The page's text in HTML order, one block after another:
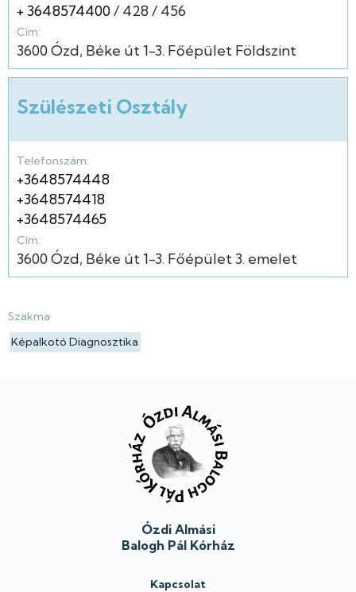
+ 3648574400 428 456
Cím:
3600Ózd Béke út 1-3. Főépület Földszint
Szülészeti Osztály
Telefonszám:
+3648574448
+3648574418
+3648574465
Cím:
3600Ózd Béke út 1-3. Főépület3. emelet
Szakma
Képalkotó Diagnosztika
Ózdi Almási
Balogh Pál Kórház
Kapcsolat